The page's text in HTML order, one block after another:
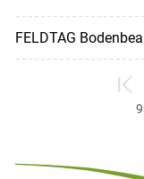
FELDTAG
zum